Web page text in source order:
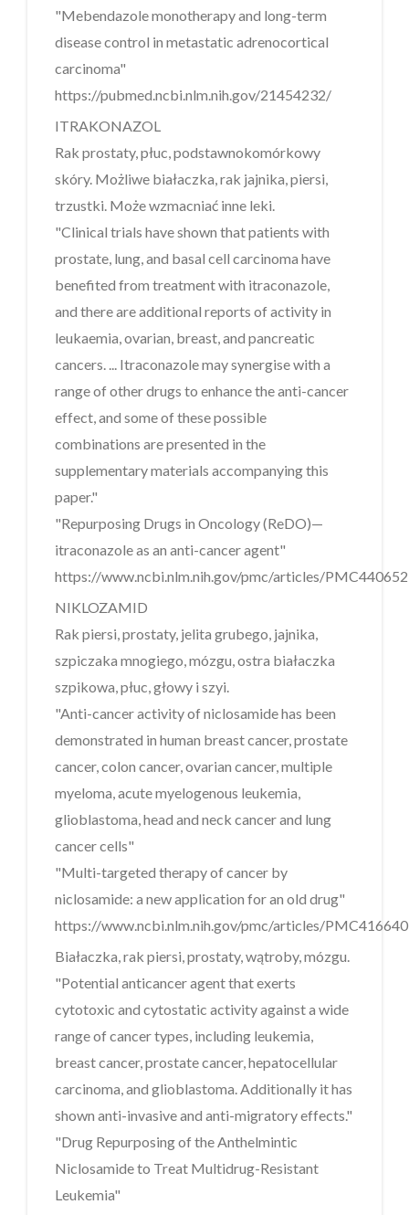
"Mebendazole monotherapy and long-term
disease control in metastatic adrenocortical
carcinoma"
https://pubmed.ncbi.nlm.nih.gov/21454232/
ITRAKONAZOL
Rak prostaty, płuc, podstawnokomórkowy
skóry. Możliwe białaczka, rak jajnika, piersi,
trzustki. Może wzmacniać inne leki.
"Clinical trials have shown that patients with
prostate, lung, and basal cell carcinoma have
benefited from treatment with itraconazole,
and there are additional reports of activity in
leukaemia, ovarian, breast, and pancreatic
cancers. ... Itraconazole may synergise with a
range of other drugs to enhance the anti-cancer
effect, and some of these possible
combinations are presented in the
supplementary materials accompanying this
paper."
"Repurposing Drugs in Oncology (ReDO)—
itraconazole as an anti-cancer agent"
https://www.ncbi.nlm.nih.gov/pmc/articles/
NIKLOZAMID
Rak piersi, prostaty, jelita grubego, jajnika,
szpiczaka mnogiego, mózgu, ostra białaczka
szpikowa, płuc, głowy i szyi.
"Anti-cancer activity of niclosamide has been
demonstrated in human breast cancer, prostate
cancer, colon cancer, ovarian cancer, multiple
myeloma, acute myelogenous leukemia,
glioblastoma, head and neck cancer and lung
cancer cells"
"Multi-targeted therapy of cancer by
niclosamide: a new application for an old drug"
https://www.ncbi.nlm.nih.gov/pmc/articles/
Białaczka, rak piersi, prostaty, wątroby, mózgu.
"Potential anticancer agent that exerts
cytotoxic and cytostatic activity against a wide
range of cancer types, including leukemia,
breast cancer, prostate cancer, hepatocellular
carcinoma, and glioblastoma. Additionally it has
shown anti-invasive and anti-migratory effects."
"Drug Repurposing of the Anthelmintic
Niclosamide to Treat Multidrug-Resistant
Leukemia"